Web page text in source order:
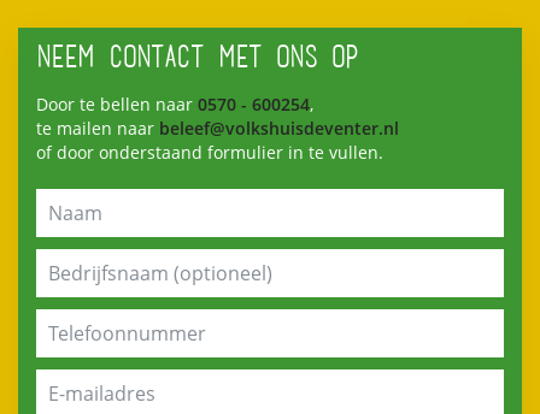
NEEM CONTACT MET ONS OP
Door te bellen naar 0570 - 600254,
te mailen naar beleef@volkshuisdeventer.nl
of door onderstaand formulier in te vullen.